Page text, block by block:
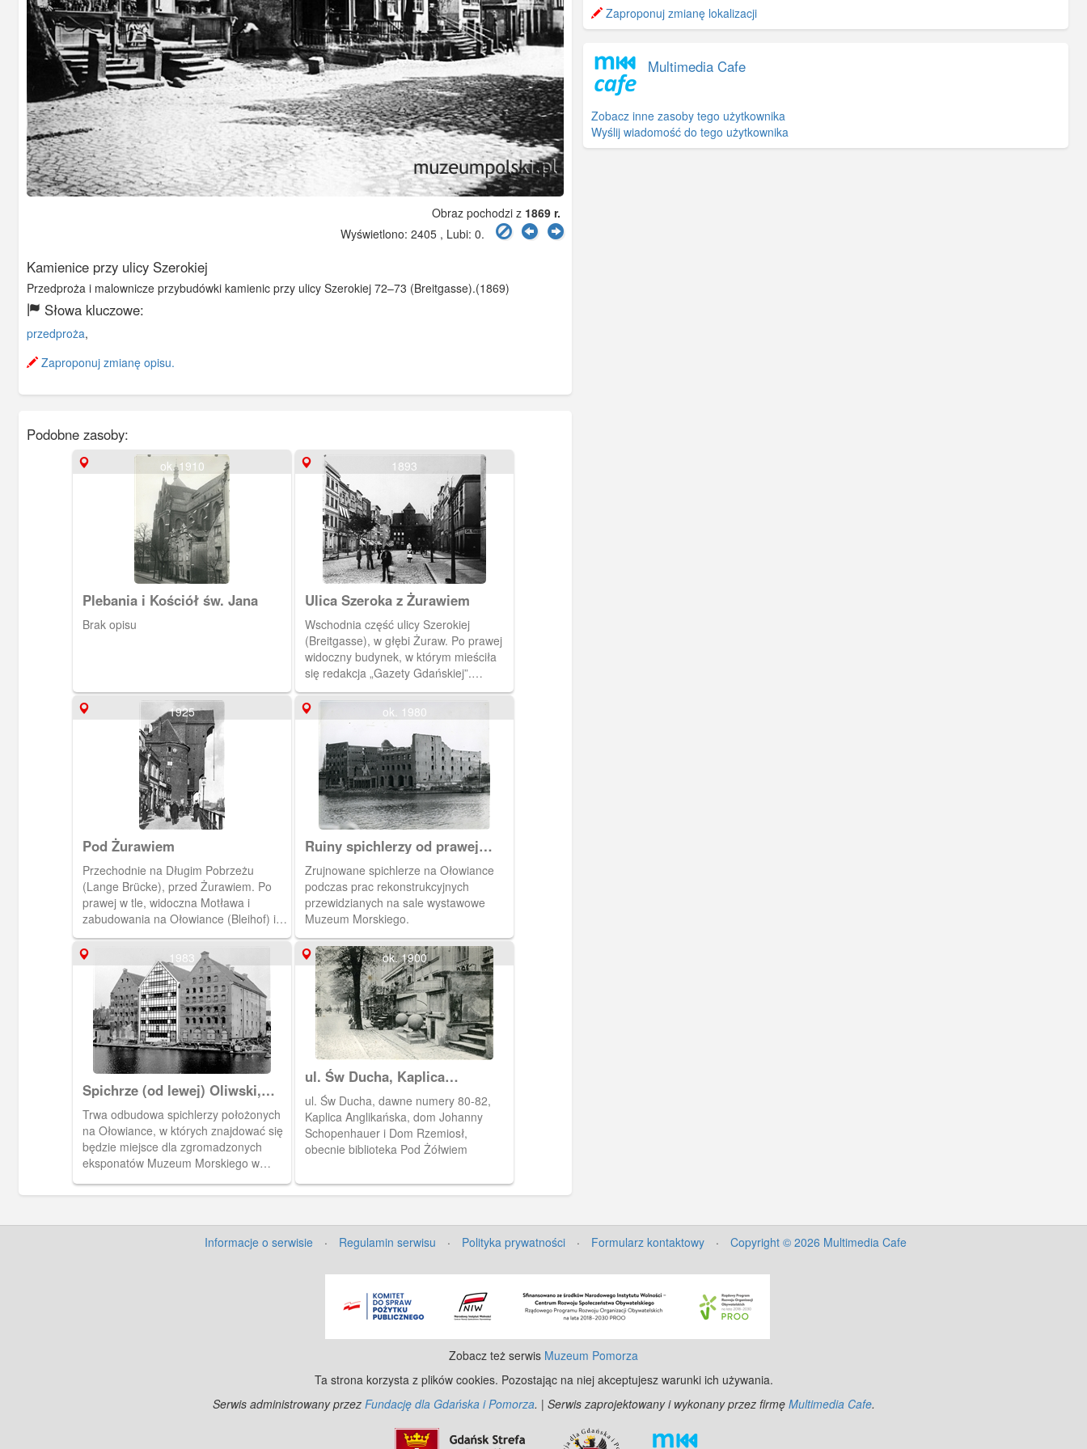
Obraz pochodzi z 1869 r.
Wyświetlono: 2405 , Lubi: 0.
Kamienice przy ulicy Szerokiej
Przedproża i malownicze przybudówki kamienic przy ulicy Szerokiej 72–73 (Breitgasse).(1869)
Słowa kluczowe:
przedproża,
Zaproponuj zmianę opisu.
Podobne zasoby:
ok. 1910
Plebania i Kościół św. Jana
Brak opisu
1893
Ulica Szeroka z Żurawiem
Wschodnia część ulicy Szerokiej
(Breitgasse), w głębi Żuraw. Po prawej
widoczny budynek, w którym mieściła
się redakcja „Gazety Gdańskiej”.
Zlikwidowane są przedproża i ułożone
nowe chodniki.(1893) [IDX:1610,1246]
1925
Pod Żurawiem
Przechodnie na Długim Pobrzeżu
(Lange Brücke), przed Żurawiem. Po
prawej w tle, widoczna Motława i
zabudowania na Ołowiance (Bleihof) i
przy ulicy Wartkiej (Am brausenden
Wasser). (Ok. 1925) [IDX:1509,1334]
ok. 1980
Ruiny spichlerzy od prawej
"Panna", "Miedź", Oliwski
Zrujnowane spichlerze na Ołowiance
podczas prac rekonstrukcyjnych
przewidzianych na sale wystawowe
Muzeum Morskiego.
1983
Spichrze (od lewej) Oliwski,
Miedź i Panna
Trwa odbudowa spichlerzy położonych
na Ołowiance, w których znajdować się
będzie miejsce dla zgromadzonych
eksponatów Muzeum Morskiego w
nabrzeżu s/s Sołdek, pierwszy statek
wojnie.
ok. 1900
ul. Św Ducha, Kaplica
Anglikańska
ul. Św Ducha, dawne numery 80-82,
Kaplica Anglikańska, dom Johanny
Schopenhauer i Dom Rzemiosł,
obecnie biblioteka Pod Żółwiem
−
Zaproponuj zmianę lokalizacji
Multimedia Cafe
Zobacz inne zasoby tego użytkownika
Wyślij wiadomość do tego użytkownika
Informacje o serwisie · Regulamin serwisu · Polityka prywatności · Formularz kontaktowy · Copyright © 2026 Multimedia Cafe
Zobacz też serwis Muzeum Pomorza
Ta strona korzysta z plików cookies. Pozostając na niej akceptujesz warunki ich używania.
Serwis administrowany przez Fundację dla Gdańska i Pomorza. | Serwis zaprojektowany i wykonany przez firmę Multimedia Cafe.